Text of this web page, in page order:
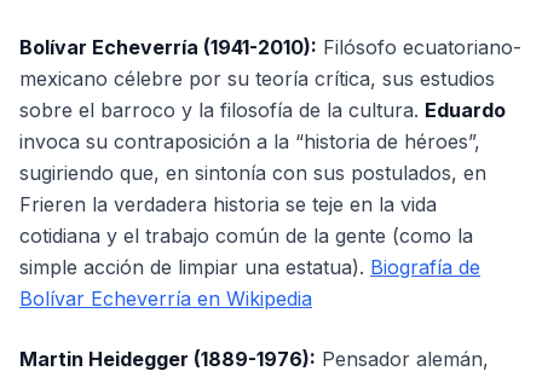
Bolívar Echeverría (1941-2010): Filósofo ecuatoriano-
mexicano célebre por su teoría crítica, sus estudios
sobre el barroco y la filosofía de la cultura. Eduardo
invoca su contraposición a la “historia de héroes”,
sugiriendo que, en sintonía con sus postulados, en
Frieren la verdadera historia se teje en la vida
cotidiana y el trabajo común de la gente (como la
simple acción de limpiar una estatua). Biografía de
Bolívar Echeverría en Wikipedia
Martin Heidegger (1889-1976): Pensador alemán,